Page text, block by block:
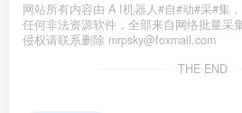
网站所有内容由 A I机器人#自#动#采#集
任何非法资源软件，全部来自网络批量采
侵权请联系删除 mrpsky@foxmail.com
THE END